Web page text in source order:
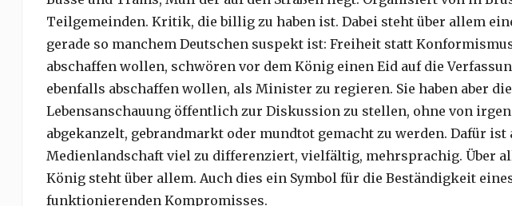
Teilgemeinden. Kritik, die billig zu haben ist. Dabei steht über allem
gerade so manchem Deutschen suspekt ist: Freiheit statt
abschaffen wollen, schwören vor dem König einen Eid auf die
ebenfalls abschaffen wollen, als Minister zu regieren. Sie haben aber
Lebensanschauung öffentlich zur Diskussion zu stellen, ohne von
abgekanzelt, gebrandmarkt oder mundtot gemacht zu werden. Dafür ist
Medienlandschaft viel zu differenziert, vielfältig, mehrsprachig. Über
König steht über allem. Auch dies ein Symbol für die Beständigkeit
funktionierenden Kompromisses.